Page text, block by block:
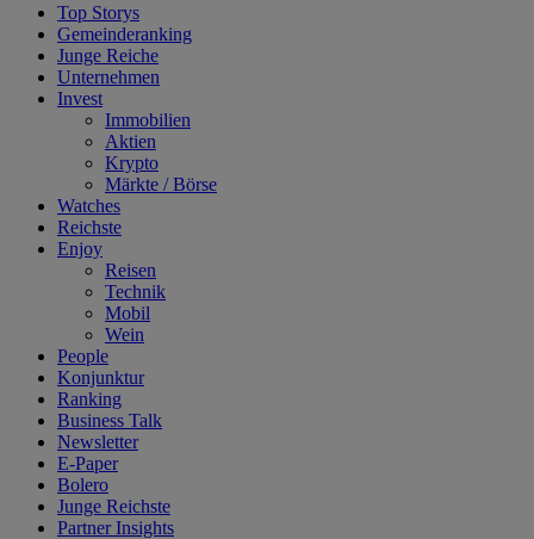
Top Storys
Gemeinderanking
Junge Reiche
Unternehmen
Invest
Immobilien
Aktien
Krypto
Märkte / Börse
Watches
Reichste
Enjoy
Reisen
Technik
Mobil
Wein
People
Konjunktur
Ranking
Business Talk
Newsletter
E-Paper
Bolero
Junge Reichste
Partner Insights